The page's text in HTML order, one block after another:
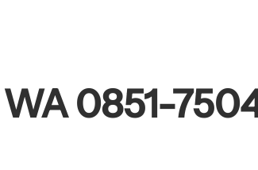
0851-